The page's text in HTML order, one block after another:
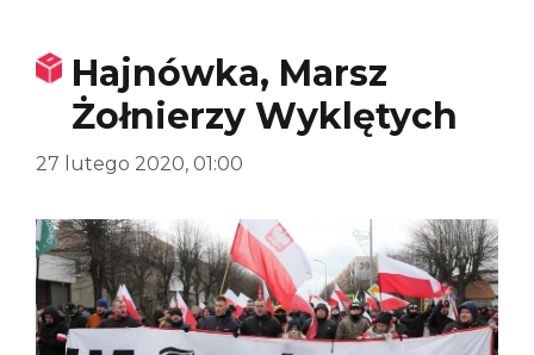
Hajnówka, Marsz
Żołnierzy Wyklętych
27 lutego 2020, 01:00